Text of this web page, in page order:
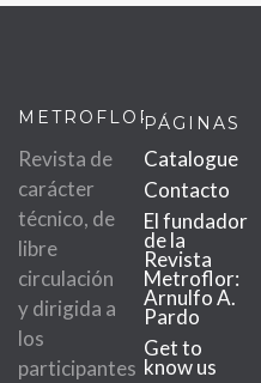
METROFLOR
Revista de
carácter
técnico, de
libre
circulación
y dirigida a
los
participantes
PÁGINAS
Catalogue
Contacto
El fundador
de la
Revista
Metroflor:
Arnulfo A.
Pardo
Get to
know us